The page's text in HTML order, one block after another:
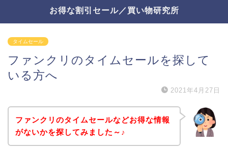
お得な割引セール／買い物研究所
タイムセール
ファンクリのタイムセールを探して
いる方へ
2021年4月27日
ファンクリのタイムセールなどお得な情報
がないかを探してみました～♪